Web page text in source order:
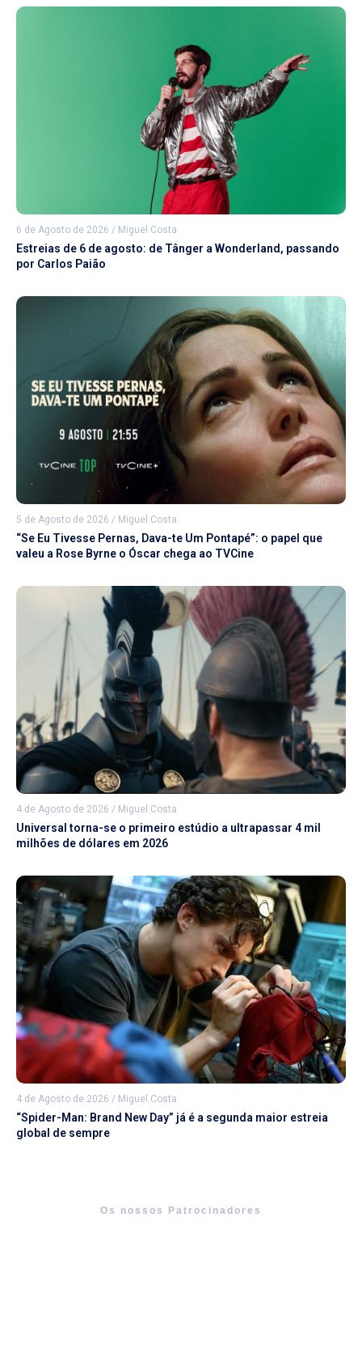
6 de Agosto de 2026 / Miguel Costa
Estreias de 6 de agosto: de Tânger a Wonderland, passando
por Carlos Paião
5 de Agosto de 2026 / Miguel Costa
“Se Eu Tivesse Pernas, Dava-te Um Pontapé”: o papel que
valeu a Rose Byrne o Óscar chega ao TVCine
4 de Agosto de 2026 / Miguel Costa
Universal torna-se o primeiro estúdio a ultrapassar 4 mil
milhões de dólares em 2026
4 de Agosto de 2026 / Miguel Costa
“Spider-Man: Brand New Day” já é a segunda maior estreia
global de sempre
Os nossos Patrocinadores